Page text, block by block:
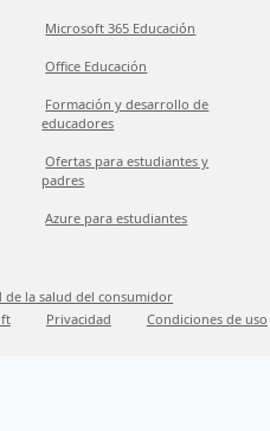
Microsoft 365 Educación
Office Educación
Formación y desarrollo de
educadores
Ofertas para estudiantes y
padres
Azure para estudiantes
de la salud del consumidor
Privacidad Condiciones de uso